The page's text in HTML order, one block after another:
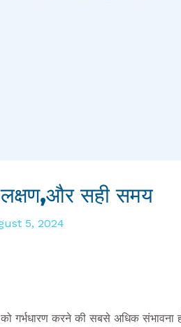
सही समय
5, 2024
गर्भधारण करने की सबसे अधिक संभावना